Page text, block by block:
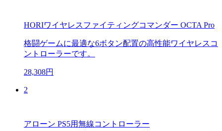
HORIワイヤレスファイティングコマンダー OCTA Pro
格闘ゲームに最適な6ボタン配置の高性能ワイヤレスコ
ントローラーです。
28,308円
2
アローン PS5用無線コントローラー